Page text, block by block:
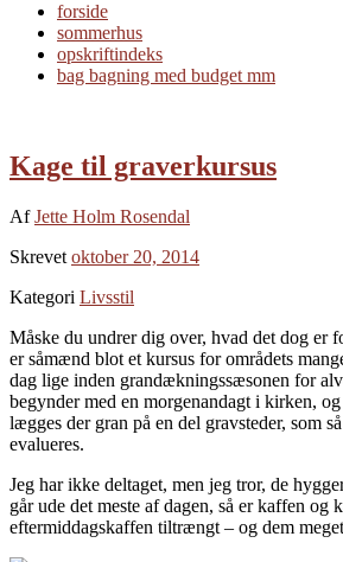
forside
sommerhus
opskriftindeks
bag bagning med budget mm
Kage til graverkursus
AfJette Holm Rosendal
Skrevet oktober 20, 2014
Kategori Livsstil
Måske du undrer dig over, hvad det dog er
er såmænd blot et kursus for områdets
dag lige inden grandækningssæsonen for
begynder med en morgenandagt i kirken,
lægges der gran på en del gravsteder, som
evalueres.
Jeg har ikke deltaget, men jeg tror, de
går ude det meste af dagen, så er kaffen og
eftermiddagskaffen tiltrængt – og dem